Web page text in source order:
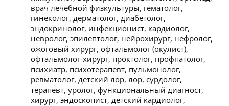
врач лечебной физкультуры, гематолог,
гинеколог, дерматолог, диабетолог,
эндокринолог, инфекционист, кардиолог,
невролог, эпилептолог, нейрохирург, нефролог,
ожоговый хирург, офтальмолог (окулист),
офтальмолог-хирург, проктолог, профпатолог,
психиатр, психотерапевт, пульмонолог,
ревматолог, детский лор, лор, сурдолог,
терапевт, уролог, функциональный диагност,
хирург, эндоскопист, детский кардиолог,